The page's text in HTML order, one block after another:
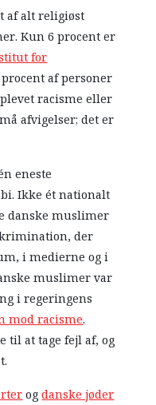
af alt religiøst
Kun 6 procent er
for
af personer
racisme eller
afvigelser; det er
eneste
Ikke ét nationalt
danske muslimer
der
i medierne og i
muslimer var
i regeringens
mod racisme.
til at tage fejl af, og
ogdanske jøder